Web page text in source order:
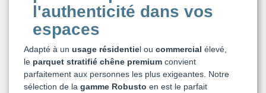
l'authenticité dans vos
espaces
Adapté à un usage résidentiel ou commercial élevé,
le parquet stratifié chêne premium convient
parfaitement aux personnes les plus exigeantes. Notre
sélection de la gamme Robusto en est le parfait